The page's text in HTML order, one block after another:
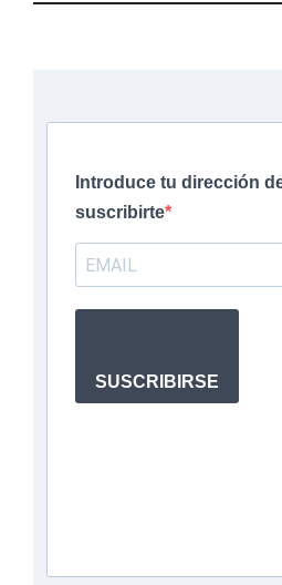
Introduce tu dirección
suscribirte
SUSCRIBIRSE